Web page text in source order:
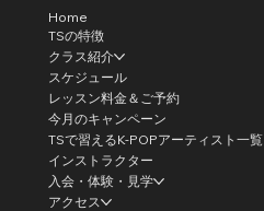
Home
TSの特徴
クラス紹介
スケジュール
レッスン料金＆ご予約
今月のキャンペーン
TSで習えるK-POPアーティスト一覧
インストラクター
入会・体験・見学
アクセス